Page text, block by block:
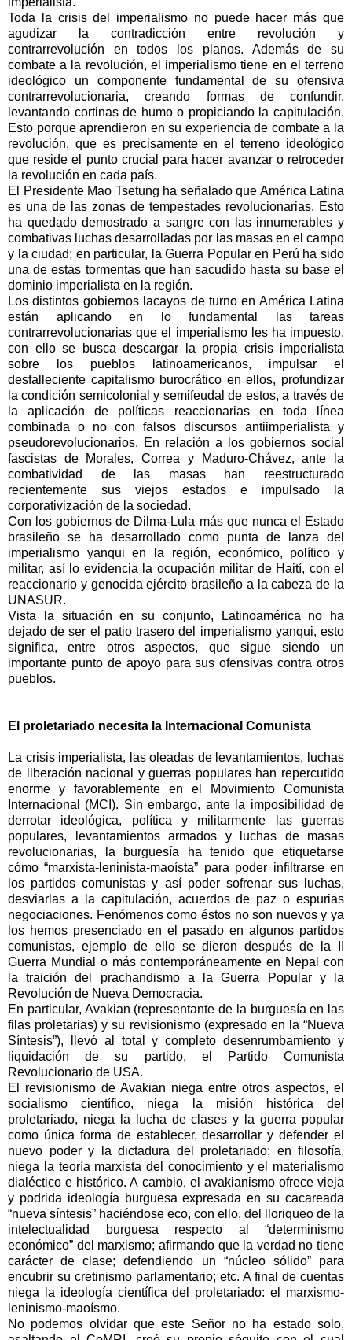
Toda la crisis del imperialismo no puede hacer más que
agudizar la contradicción entre revolución y
contrarrevolución en todos los planos. Además de su
combate a la revolución, el imperialismo tiene en el terreno
ideológico un componente fundamental de su ofensiva
contrarrevolucionaria, creando formas de confundir,
levantando cortinas de humo o propiciando la capitulación.
Esto porque aprendieron en su experiencia de combate a la
revolución, que es precisamente en el terreno ideológico
que reside el punto crucial para hacer avanzar o retroceder
la revolución en cada país.
El Presidente Mao Tsetung ha señalado que América Latina
es una de las zonas de tempestades revolucionarias. Esto
ha quedado demostrado a sangre con las innumerables y
combativas luchas desarrolladas por las masas en el campo
y la ciudad; en particular, la Guerra Popular en Perú ha sido
una de estas tormentas que han sacudido hasta su base el
dominio imperialista en la región.
Los distintos gobiernos lacayos de turno en América Latina
están aplicando en lo fundamental las tareas
contrarrevolucionarias que el imperialismo les ha impuesto,
con ello se busca descargar la propia crisis imperialista
sobre los pueblos latinoamericanos, impulsar el
desfalleciente capitalismo burocrático en ellos, profundizar
la condición semicolonial y semifeudal de estos, a través de
la aplicación de políticas reaccionarias en toda línea
combinada o no con falsos discursos antiimperialista y
pseudorevolucionarios. En relación a los gobiernos social
fascistas de Morales, Correa y Maduro-Chávez, ante la
combatividad de las masas han reestructurado
recientemente sus viejos estados e impulsado la
corporativización de la sociedad.
Con los gobiernos de Dilma-Lula más que nunca el Estado
brasileño se ha desarrollado como punta de lanza del
imperialismo yanqui en la región, económico, político y
militar, así lo evidencia la ocupación militar de Haití, con el
reaccionario y genocida ejército brasileño a la cabeza de la
UNASUR.
Vista la situación en su conjunto, Latinoamérica no ha
dejado de ser el patio trasero del imperialismo yanqui, esto
significa, entre otros aspectos, que sigue siendo un
importante punto de apoyo para sus ofensivas contra otros
pueblos.
El proletariado necesita la Internacional Comunista
La crisis imperialista, las oleadas de levantamientos, luchas
de liberación nacional y guerras populares han repercutido
enorme y favorablemente en el Movimiento Comunista
Internacional (MCI). Sin embargo, ante la imposibilidad de
derrotar ideológica, política y militarmente las guerras
populares, levantamientos armados y luchas de masas
revolucionarias, la burguesía ha tenido que etiquetarse
cómo “marxista-leninista-maoísta” para poder infiltrarse en
los partidos comunistas y así poder sofrenar sus luchas,
desviarlas a la capitulación, acuerdos de paz o espurias
negociaciones. Fenómenos como éstos no son nuevos y ya
los hemos presenciado en el pasado en algunos partidos
comunistas, ejemplo de ello se dieron después de la II
Guerra Mundial o más contemporáneamente en Nepal con
la traición del prachandismo a la Guerra Popular y la
Revolución de Nueva Democracia.
En particular, Avakian (representante de la burguesía en las
filas proletarias) y su revisionismo (expresado en la “Nueva
Síntesis”), llevó al total y completo desenrumbamiento y
liquidación de su partido, el Partido Comunista
Revolucionario de USA.
El revisionismo de Avakian niega entre otros aspectos, el
socialismo científico, niega la misión histórica del
proletariado, niega la lucha de clases y la guerra popular
como única forma de establecer, desarrollar y defender el
nuevo poder y la dictadura del proletariado; en filosofía,
niega la teoría marxista del conocimiento y el materialismo
dialéctico e histórico. A cambio, el avakianismo ofrece vieja
y podrida ideología burguesa expresada en su cacareada
“nueva síntesis” haciéndose eco, con ello, del lloriqueo de la
intelectualidad burguesa respecto al “determinismo
económico” del marxismo; afirmando que la verdad no tiene
carácter de clase; defendiendo un “núcleo sólido” para
encubrir su cretinismo parlamentario; etc. A final de cuentas
niega la ideología científica del proletariado: el marxismo-
leninismo-maoísmo.
No podemos olvidar que este Señor no ha estado solo,